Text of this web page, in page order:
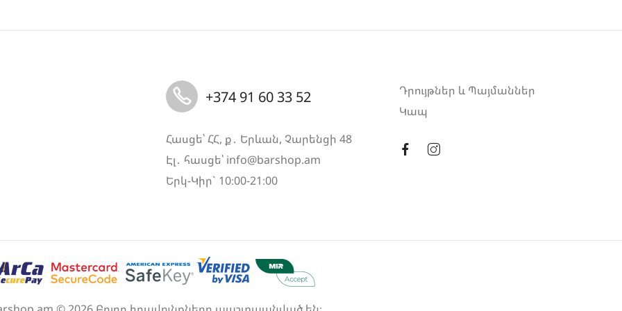
+374 91 60 33 52
Հասցե՝ ՀՀ, ք․ Երևան, Չարենցի 48
Էլ․ հասցե՝ info@barshop.am
Երկ-Կիր` 10։00-21։00
Դրույթներ և Պայմաններ
Կապ